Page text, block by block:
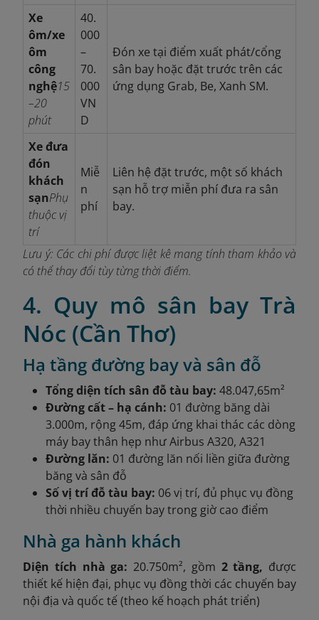
Xe
ôm/xe
ôm
công
nghệ15
–20
phút
40.
000
–
70.
000
VN
D
Đón xe tại điểm xuất phát/cổng
sân bay hoặc đặt trước trên các
ứng dụng Grab, Be, Xanh SM.
Xe đưa
đón
khách
sạnPhụ
thuộc vị
trí
Miễ
n
phí
Liên hệ đặt trước, một số khách
sạn hỗ trợ miễn phí đưa ra sân
bay.
Lưu ý: Các chi phí được liệt kê mang tính tham khảo và
có thể thay đổi tùy từng thời điểm.
4. Quy mô sân bay Trà
Nóc (Cần Thơ)
Hạ tầng đường bay và sân đỗ
Tổng diện tích sân đỗ tàu bay: 48.047,65m²
Đường cất – hạ cánh: 01 đường băng dài
3.000m, rộng 45m, đáp ứng khai thác các dòng
máy bay thân hẹp như Airbus A320, A321
Đường lăn: 01 đường lăn nối liền giữa đường
băng và sân đỗ
Số vị trí đỗ tàu bay: 06 vị trí, đủ phục vụ đồng
thời nhiều chuyến bay trong giờ cao điểm
Nhà ga hành khách
Diện tích nhà ga: 20.750m², gồm 2 tầng, được
thiết kế hiện đại, phục vụ đồng thời các chuyến bay
nội địa và quốc tế (theo kế hoạch phát triển)